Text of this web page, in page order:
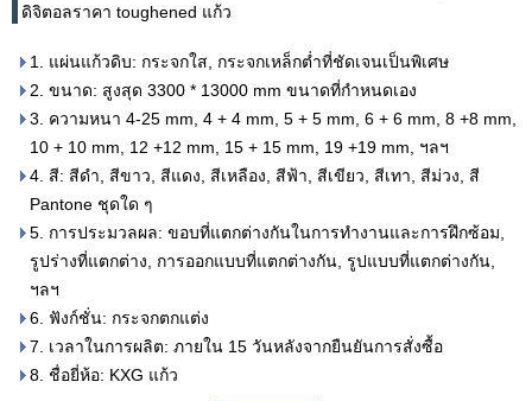
ดิจิตอลราคา toughened แก้ว
1. แผ่นแก้วดิบ: กระจกใส, กระจกเหล็กต่ำที่ชัดเจนเป็นพิเศษ
2. ขนาด: สูงสุด 3300 * 13000 mm ขนาดที่กำหนดเอง
3. ความหนา 4-25 mm, 4 + 4 mm, 5 + 5 mm, 6 + 6 mm, 8 +8 mm,
10 + 10 mm, 12 +12 mm, 15 + 15 mm, 19 +19 mm, ฯลฯ
4. สี: สีดำ, สีขาว, สีแดง, สีเหลือง, สีฟ้า, สีเขียว, สีเทา, สีม่วง, สี
Pantone ชุดใด ๆ
5. การประมวลผล: ขอบที่แตกต่างกันในการทำงานและการฝึกซ้อม,
รูปร่างที่แตกต่าง, การออกแบบที่แตกต่างกัน, รูปแบบที่แตกต่างกัน,
ฯลฯ
6. ฟังก์ชั่น: กระจกตกแต่ง
7. เวลาในการผลิต: ภายใน 15 วันหลังจากยืนยันการสั่งซื้อ
8. ชื่อยี่ห้อ: KXG แก้ว